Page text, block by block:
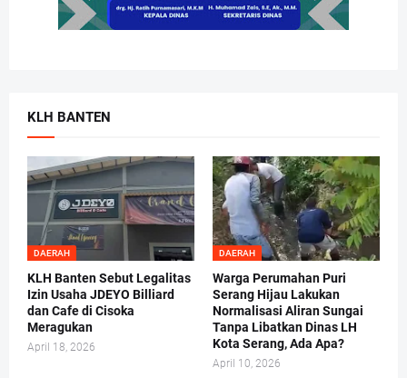
KLH BANTEN
DAERAH
KLH Banten Sebut Legalitas
Izin Usaha JDEYO Billiard
dan Cafe di Cisoka
Meragukan
April 18, 2026
DAERAH
Warga Perumahan Puri
Serang Hijau Lakukan
Normalisasi Aliran Sungai
Tanpa Libatkan Dinas LH
Kota Serang, Ada Apa?
April 10, 2026